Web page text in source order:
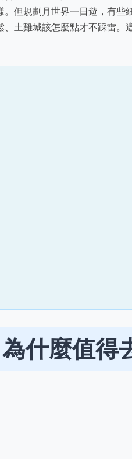
但規劃月世界一日遊，有些
土雞城該怎麼點才不踩雷。
什麼值得